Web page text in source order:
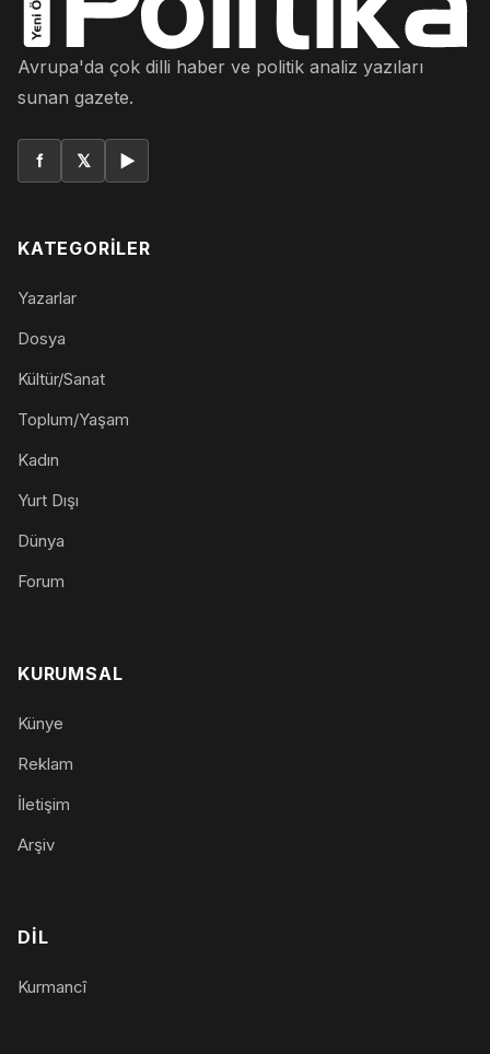
Avrupa'da çok dilli haber ve politik analiz yazıları
sunan gazete.
f 𝕏 ▶
KATEGORILER
Yazarlar
Dosya
Kültür/Sanat
Toplum/Yaşam
Kadın
Yurt Dışı
Dünya
Forum
KURUMSAL
Künye
Reklam
İletişim
Arşiv
DIL
Kurmancî